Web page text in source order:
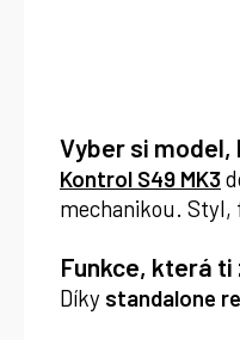
Vyber si
Kontrol S49 MK3
mechanikou. Styl,
Funkce, která
Díky standalone